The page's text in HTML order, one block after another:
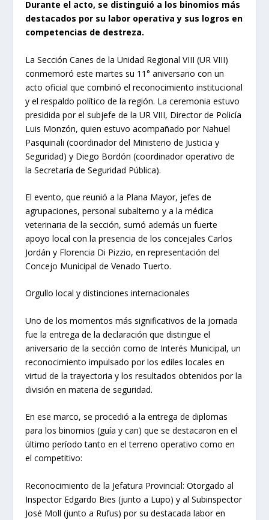
Durante el acto, se distinguió a los binomios más
destacados por su labor operativa y sus logros en
competencias de destreza.
La Sección Canes de la Unidad Regional VIII (UR VIII)
conmemoró este martes su 11° aniversario con un
acto oficial que combinó el reconocimiento institucional
y el respaldo político de la región. La ceremonia estuvo
presidida por el subjefe de la UR VIII, Director de Policía
Luis Monzón, quien estuvo acompañado por Nahuel
Pasquinali (coordinador del Ministerio de Justicia y
Seguridad) y Diego Bordón (coordinador operativo de
la Secretaría de Seguridad Pública).
El evento, que reunió a la Plana Mayor, jefes de
agrupaciones, personal subalterno y a la médica
veterinaria de la sección, sumó además un fuerte
apoyo local con la presencia de los concejales Carlos
Jordán y Florencia Di Pizzio, en representación del
Concejo Municipal de Venado Tuerto.
Orgullo local y distinciones internacionales
Uno de los momentos más significativos de la jornada
fue la entrega de la declaración que distingue el
aniversario de la sección como de Interés Municipal, un
reconocimiento impulsado por los ediles locales en
virtud de la trayectoria y los resultados obtenidos por la
división en materia de seguridad.
En ese marco, se procedió a la entrega de diplomas
para los binomios (guía y can) que se destacaron en el
último período tanto en el terreno operativo como en
el competitivo:
Reconocimiento de la Jefatura Provincial: Otorgado al
Inspector Edgardo Bies (junto a Lupo) y al Subinspector
José Moll (junto a Rufus) por su destacada labor en